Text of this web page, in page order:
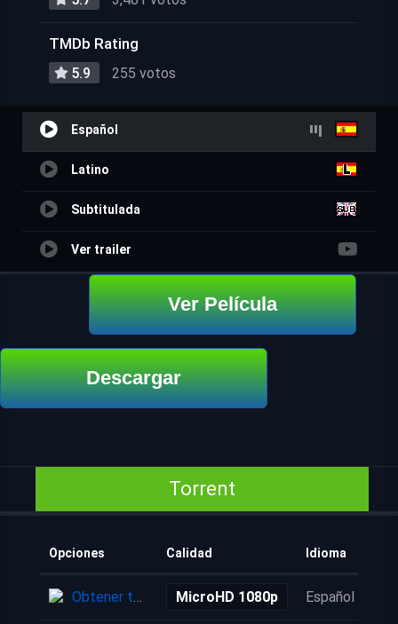
TMDb Rating
5.9 255 votos
Español
Latino
Subtitulada
Ver trailer
Ver Película
Descargar
Torrent
Opciones Calidad Idioma
Obtener torrent MicroHD 1080p Español